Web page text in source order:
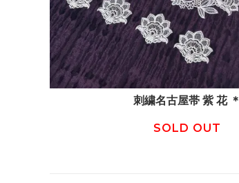
刺繍名古屋帯 紫 花 ＊
SOLD OUT